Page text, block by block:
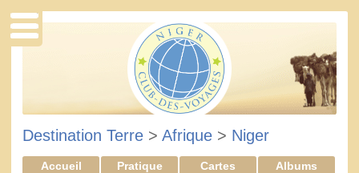
Destination Terre > Afrique > Niger
Accueil Pratique Cartes
Albums